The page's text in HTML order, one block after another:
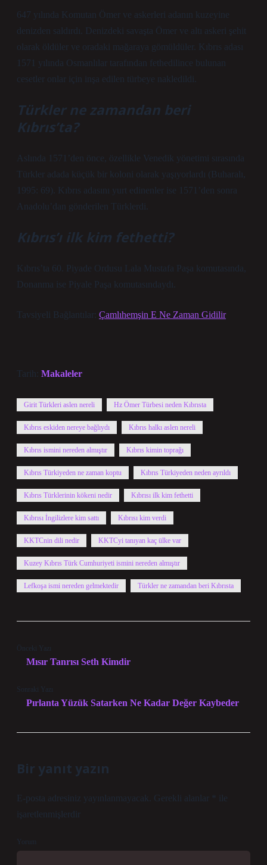
647 yılında Komutan Ömer ve askerleri adanın kuzeyine
denizden saldırdı. Denizdeki savaşta Ömer ve altı askeri şehit
olarak öldüler ve oradaki mağaraya gömüldüler. Kıbrıs adası
1571 yılında Osmanlılar tarafından fethedilince bulunan
cesetler onlar için inşa edilen türbeye nakledildi.
Türkler ne zamandan beri
Kıbrıs’ta?
Aslında 1571’den önce, özellikle Venedik yönetimi sırasında
Türkler adada küçük bir koloni olarak yaşıyorlardı (Buharalı,
1995: 69). Kıbrıs adasını yurt edinenler ise 1571’den sonra
Anadolu’dan gönderilen Türklerdi.
Kıbrıs’ı ilk kim fethetti?
Kıbrıs’ta 60. Piyade Ordusu Lala Mustafa Paşa komutasında,
Donanma ise Piyale Paşa komutasındaydı.
Tavsiyeli Bağlantılar: Çamlıhemşin E Ne Zaman Gidilir
Tarih: Makaleler
Girit Türkleri aslen nereli Hz Ömer Türbesi neden Kıbrısta
Kıbrıs eskiden nereye bağlıydı Kıbrıs halkı aslen nereli
Kıbrıs ismini nereden almıştır Kıbrıs kimin toprağı
Kıbrıs Türkiyeden ne zaman koptu Kıbrıs Türkiyeden neden ayrıldı
Kıbrıs Türklerinin kökeni nedir Kıbrısı ilk kim fethetti
Kıbrısı İngilizlere kim sattı Kıbrısı kim verdi
KKTCnin dili nedir KKTCyi tanıyan kaç ülke var
Kuzey Kıbrıs Türk Cumhuriyeti ismini nereden almıştır
Lefkoşa ismi nereden gelmektedir Türkler ne zamandan beri Kıbrısta
Önceki Yazı
Mısır Tanrısı Seth Kimdir
Sonraki Yazı
Pırlanta Yüzük Satarken Ne Kadar Değer Kaybeder
Bir yanıt yazın
E-posta adresiniz yayınlanmayacak. Gerekli alanlar
ile
işaretlenmişlerdir
Yorum